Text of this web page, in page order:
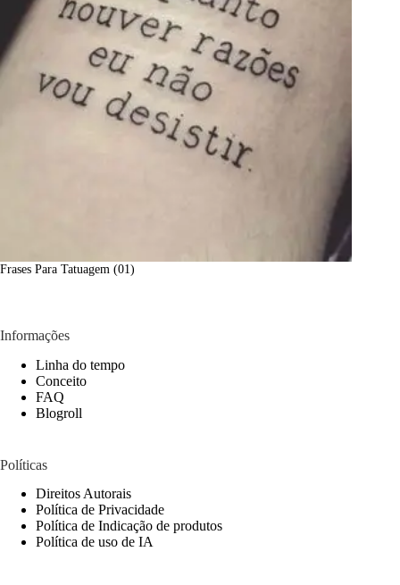
Frases Para Tatuagem (01)
Informações
Linha do tempo
Conceito
FAQ
Blogroll
Políticas
Direitos Autorais
Política de Privacidade
Política de Indicação de produtos
Política de uso de IA